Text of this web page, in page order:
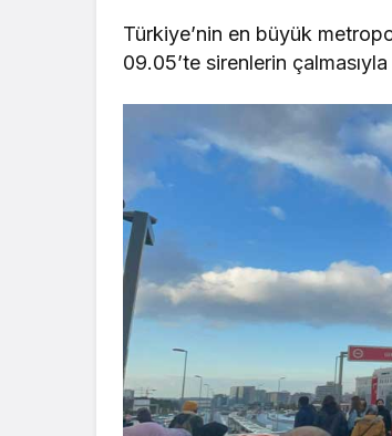
Türkiye’nin en büyük
09.05’te sirenlerin